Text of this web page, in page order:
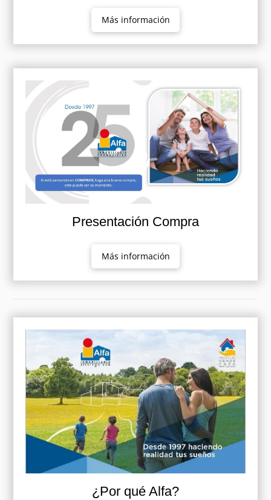
Más información
Presentación Compra
Más información
¿Por qué Alfa?